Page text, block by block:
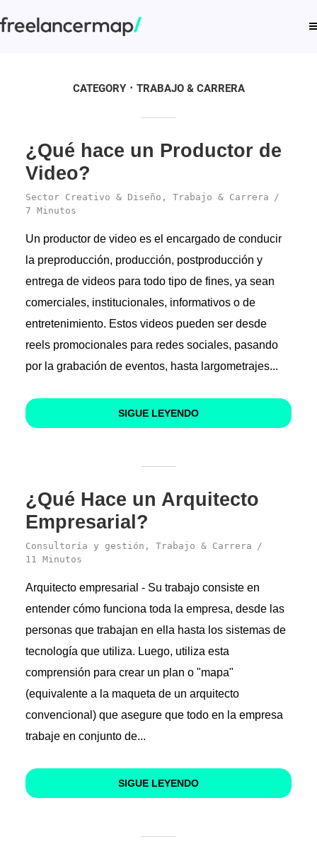
CATEGORY TRABAJO & CARRERA
¿Qué hace un Productor de
Video?
Sector Creativo & Diseño , Trabajo & Carrera
7 Minutos
Un productor de video es el encargado de conducir
la preproducción, producción, postproducción y
entrega de videos para todo tipo de fines, ya sean
comerciales, institucionales, informativos o de
entretenimiento. Estos videos pueden ser desde
reels promocionales para redes sociales, pasando
por la grabación de eventos, hasta largometrajes...
SIGUE LEYENDO
¿Qué Hace un Arquitecto
Empresarial?
Consultoría y gestión , Trabajo & Carrera
11 Minutos
Arquitecto empresarial - Su trabajo consiste en
entender cómo funciona toda la empresa, desde las
personas que trabajan en ella hasta los sistemas de
tecnología que utiliza. Luego, utiliza esta
comprensión para crear un plan o "mapa"
(equivalente a la maqueta de un arquitecto
convencional) que asegure que todo en la empresa
trabaje en conjunto de...
SIGUE LEYENDO